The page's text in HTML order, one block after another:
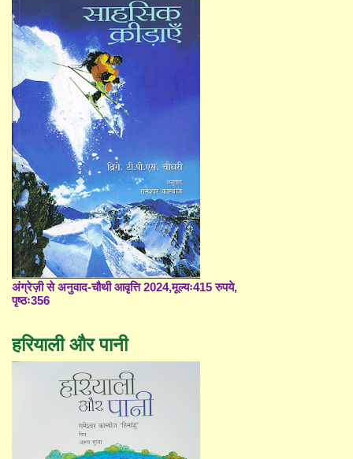
अंग्रेज़ी से अनुवाद-चौथी आवृत्ति 2024,मूल्यः415 रुपये,
पृष्ठः356
हरियाली और पानी